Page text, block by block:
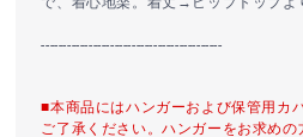
------------------------------------------
■本商品にはハンガーおよび保管用カ
ご了承ください。ハンガーをお求めの